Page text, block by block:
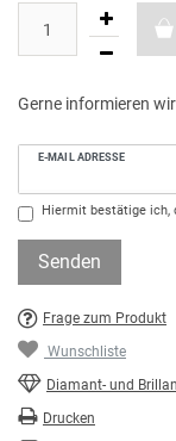
Gerne informieren
E-MAIL ADRESSE
Hiermit bestätige ich,
Senden
Frage zum Produkt
Wunschliste
Diamant- und
Drucken